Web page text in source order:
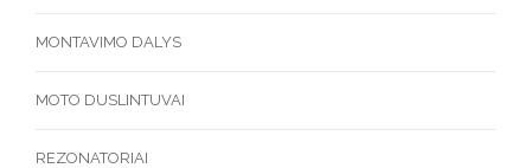
MONTAVIMO DALYS
MOTO DUSLINTUVAI
REZONATORIAI